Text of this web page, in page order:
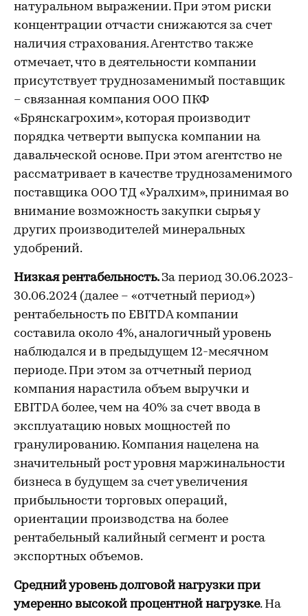
натуральном выражении. При этом риски
концентрации отчасти снижаются за счет
наличия страхования. Агентство также
отмечает, что в деятельности компании
присутствует труднозаменимый поставщик
– связанная компания ООО ПКФ
«Брянскагрохим», которая производит
порядка четверти выпуска компании на
давальческой основе. При этом агентство не
рассматривает в качестве труднозаменимого
поставщика ООО ТД «Уралхим», принимая во
внимание возможность закупки сырья у
других производителей минеральных
удобрений.
Низкая рентабельность. За период 30.06.2023-
30.06.2024 (далее – «отчетный период»)
рентабельность по EBITDA компании
составила около 4%, аналогичный уровень
наблюдался и в предыдущем 12-месячном
периоде. При этом за отчетный период
компания нарастила объем выручки и
EBITDA более, чем на 40% за счет ввода в
эксплуатацию новых мощностей по
гранулированию. Компания нацелена на
значительный рост уровня маржинальности
бизнеса в будущем за счет увеличения
прибыльности торговых операций,
ориентации производства на более
рентабельный калийный сегмент и роста
экспортных объемов.
Средний уровень долговой нагрузки при
умеренно высокой процентной нагрузке. На